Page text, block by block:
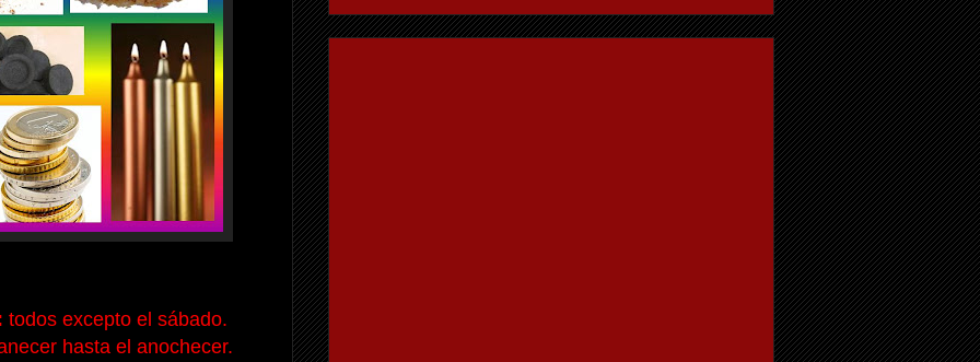
todos excepto el sábado.
hasta el anochecer.